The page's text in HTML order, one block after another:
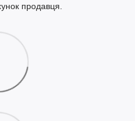
продавця.